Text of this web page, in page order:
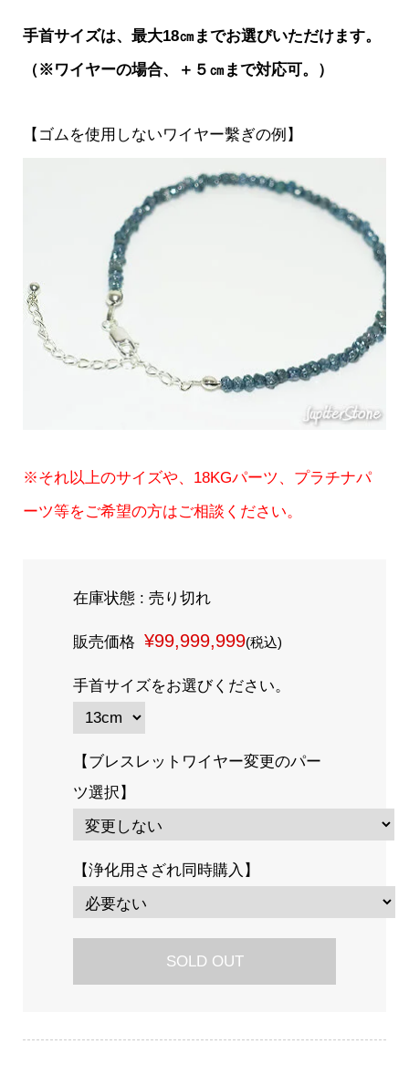
手首サイズは、最大18㎝までお選びいただけます。
（※ワイヤーの場合、＋５㎝まで対応可。）
【ゴムを使用しないワイヤー繫ぎの例】
※それ以上のサイズや、18KGパーツ、プラチナパ
ーツ等をご希望の方はご相談ください。
在庫状態 : 売り切れ
販売価格 ¥99,999,999(税込)
手首サイズをお選びください。
【ブレスレットワイヤー変更のパー
ツ選択】
【浄化用さざれ同時購入】
SOLD OUT